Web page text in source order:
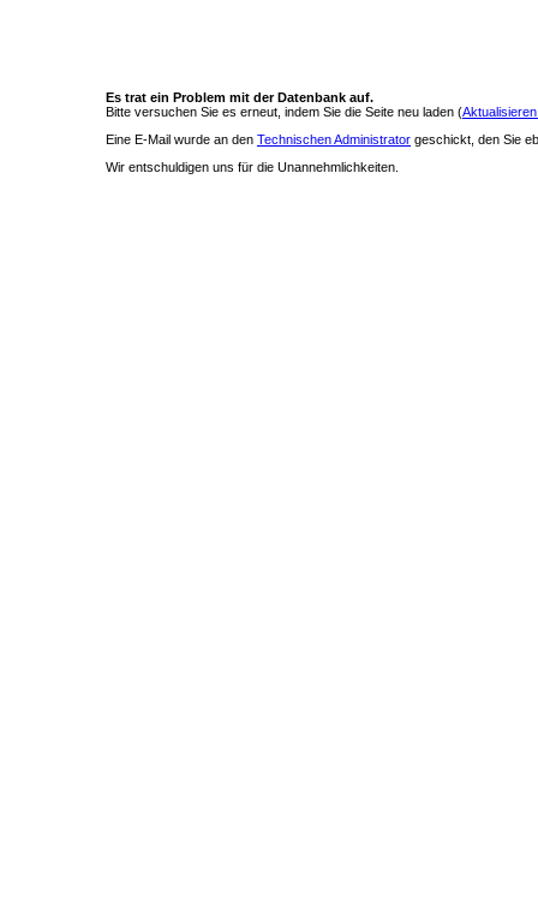
Es trat ein Problem mit der Datenbank auf.
Bitte versuchen Sie es erneut, indem Sie die Seite neu laden (
Eine E-Mail wurde an den Technischen Administrator geschickt, den Sie
Wir entschuldigen uns für die Unannehmlichkeiten.